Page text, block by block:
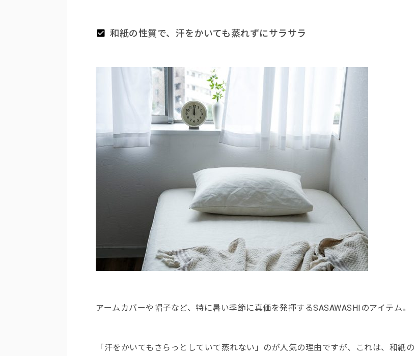
和紙の性質で、汗をかいても蒸れずにサラサラ
アームカバーや帽子など、特に暑い季節に真価を発揮するSASAWASHIのアイテム。
「汗をかいてもさらっとしていて蒸れない」のが人気の理由ですが、
これは、和紙の